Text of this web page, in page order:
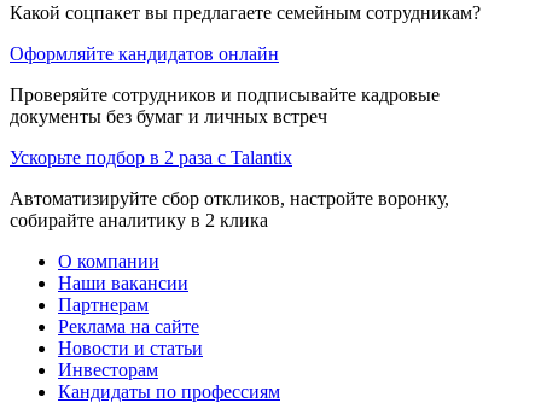
Какой соцпакет вы предлагаете семейным сотрудникам?
Оформляйте кандидатов онлайн
Проверяйте сотрудников и подписывайте кадровые
документы без бумаг и личных встреч
Ускорьте подбор в 2 раза с Talantix
Автоматизируйте сбор откликов, настройте воронку,
собирайте аналитику в 2 клика
О компании
Наши вакансии
Партнерам
Реклама на сайте
Новости и статьи
Инвесторам
Кандидаты по профессиям